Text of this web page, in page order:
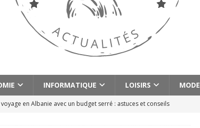
INFORMATIQUE LOISIRS MODE
en Albanie avec un budget serré : astuces et conseils